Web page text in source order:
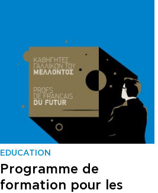
EDUCATION
Programme de
formation pour les